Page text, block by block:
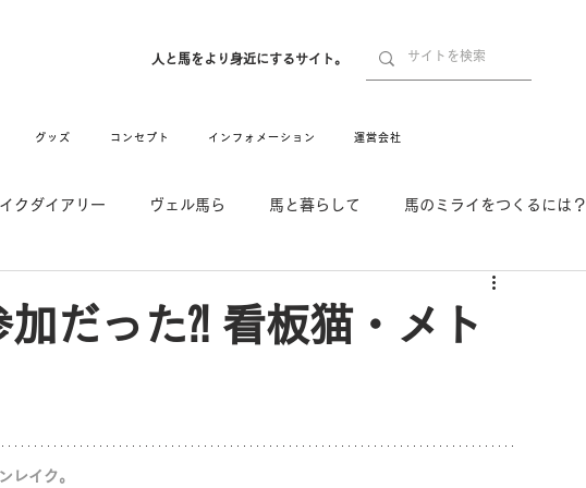
人と馬をより身近にするサイト。
グッズ コンセプト インフォメーション 運営会社
クダイアリー ヴェル馬ら 馬と暮らして 馬のミライをつくるには？
だった⁈ 看板猫・メト
レイク。